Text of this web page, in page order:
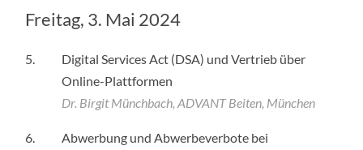
Freitag, 3. Mai 2024
5.
Digital Services Act (DSA) und Vertrieb über
Online-Plattformen
Dr. Birgit Münchbach, ADVANT Beiten, München
6.
Abwerbung und Abwerbeverbote bei